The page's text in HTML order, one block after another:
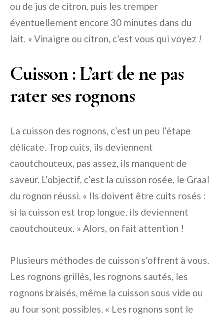
ou de jus de citron, puis les tremper
éventuellement encore 30 minutes dans du
lait. » Vinaigre ou citron, c’est vous qui voyez !
Cuisson : L’art de ne pas
rater ses rognons
La cuisson des rognons, c’est un peu l’étape
délicate. Trop cuits, ils deviennent
caoutchouteux, pas assez, ils manquent de
saveur. L’objectif, c’est la cuisson rosée, le Graal
du rognon réussi. « Ils doivent être cuits rosés :
si la cuisson est trop longue, ils deviennent
caoutchouteux. » Alors, on fait attention !
Plusieurs méthodes de cuisson s’offrent à vous.
Les rognons grillés, les rognons sautés, les
rognons braisés, même la cuisson sous vide ou
au four sont possibles. « Les rognons sont le